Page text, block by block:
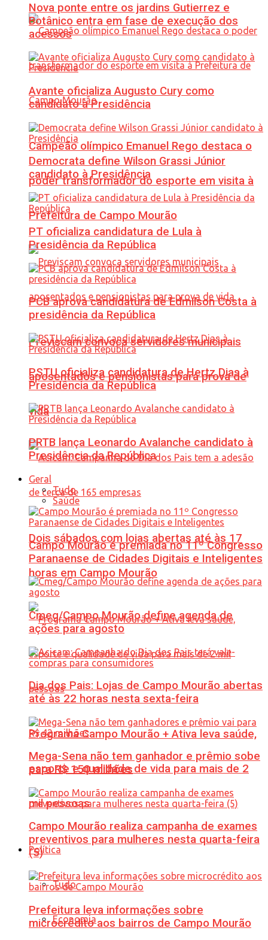
Campeão olímpico Emanuel Rego destaca o
poder transformador do esporte em visita à
Prefeitura de Campo Mourão
Previscam convoca servidores municipais
aposentados e pensionistas para prova de
vida
Dois sábados com lojas abertas até às 17
horas em Campo Mourão
Programa Campo Mourão + Ativa leva saúde,
esporte e qualidade de vida para mais de 2
mil pessoas
Política
Tudo
Economia
Nova ponte entre os jardins Gutierrez e
Botânico entra em fase de execução dos
acessos
Avante oficializa Augusto Cury como
candidato à Presidência
Democrata define Wilson Grassi Júnior
candidato à Presidência
PT oficializa candidatura de Lula à
Presidência da República
PCB aprova candidatura de Edmilson Costa à
presidência da República
PSTU oficializa candidatura de Hertz Dias à
Presidência da República
PRTB lança Leonardo Avalanche candidato à
Presidência da República
Geral
Tudo
Saúde
Campo Mourão é premiada no 11º Congresso
Paranaense de Cidades Digitais e Inteligentes
Cmeg/Campo Mourão define agenda de
ações para agosto
Dia dos Pais: Lojas de Campo Mourão abertas
até às 22 horas nesta sexta-feira
Mega-Sena não tem ganhador e prêmio sobe
para R$ 150 milhões
Campo Mourão realiza campanha de exames
preventivos para mulheres nesta quarta-feira
(5)
Prefeitura leva informações sobre
microcrédito aos bairros de Campo Mourão